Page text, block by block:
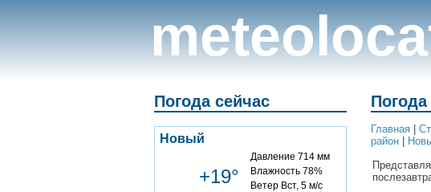
Погода сейчас
Новый
+19°
Давление 714 мм
Влажность 78%
Ветер Вст, 5 м/с
Главная
район